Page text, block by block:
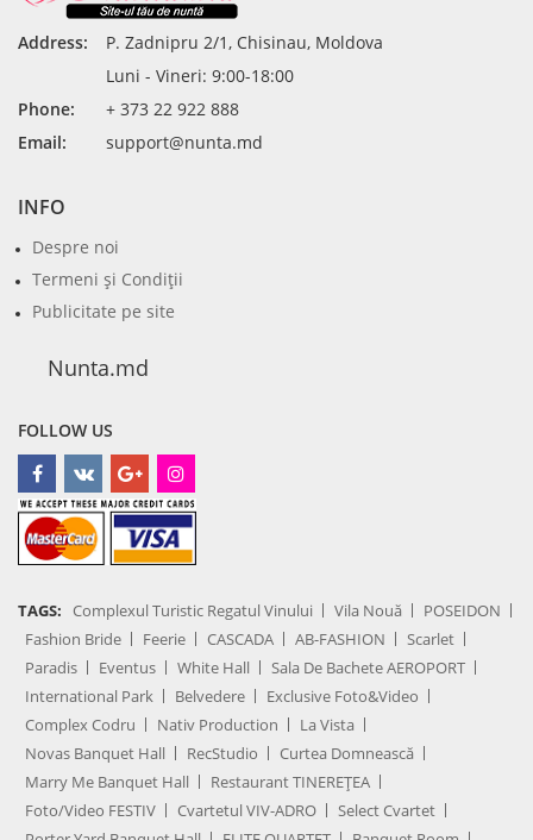
Address:
P. Zadnipru 2/1, Chisinau, Moldova
Luni - Vineri: 9:00-18:00
Phone:
+ 373 22 922 888
Email:
support@nunta.md
INFO
Despre noi
Termeni şi Condiţii
Publicitate pe site
Nunta.md
FOLLOW US
TAGS: Complexul Turistic Regatul Vinului Vila Nouă
POSEIDON
Fashion Bride
Feerie CASCADA AB-FASHION
Scarlet
Paradis
Eventus White Hall
Sala De Bachete AEROPORT
International Park
Belvedere
Exclusive Foto&Video
Complex Codru
Nativ Production
La Vista
Novas Banquet Hall
RecStudio
Curtea Domnească
Marry Me Banquet Hall
Restaurant TINEREȚEA
Foto/Video FESTIV
Cvartetul VIV-ADRO
Select Cvartet